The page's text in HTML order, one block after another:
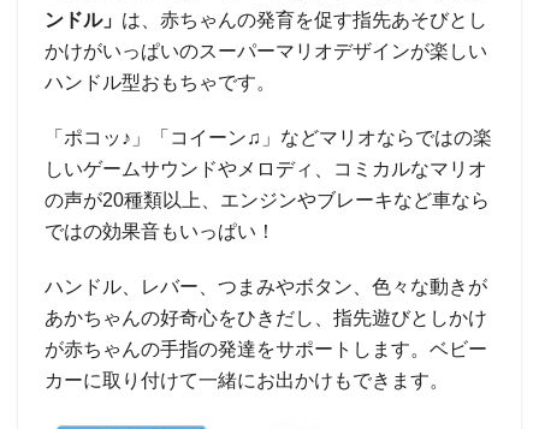
ンドル」 は、赤ちゃんの発育を促す指先あそびとし
かけがいっぱいのスーパーマリオデザインが楽しい
ハンドル型おもちゃです。
「ポコッ♪」「コイーン♫」などマリオならではの楽
しいゲームサウンドやメロディ、コミカルなマリオ
の声が20種類以上、エンジンやブレーキなど車なら
ではの効果音もいっぱい！
ハンドル、レバー、つまみやボタン、色々な動きが
あかちゃんの好奇心をひきだし、指先遊びとしかけ
が赤ちゃんの手指の発達をサポートします。ベビー
カーに取り付けて一緒にお出かけもできます。